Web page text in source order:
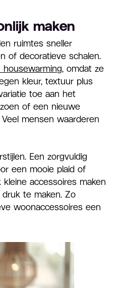
maken
ruimtes sneller
of decoratieve schalen.
housewarming, omdat ze
kleur, textuur plus
toe aan het
of een nieuwe
mensen waarderen
Een zorgvuldig
een mooie plaid of
accessoires maken
te maken. Zo
woonaccessoires een